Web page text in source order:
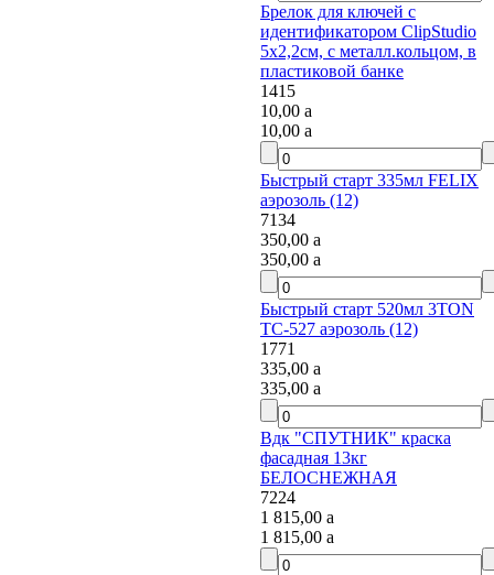
Брелок для ключей с
идентификатором ClipStudio
5х2,2см, с металл.кольцом, в
пластиковой банке
1415
10,00a
10,00a
Быстрый старт 335мл FELIX
аэрозоль (12)
7134
350,00a
350,00a
Быстрый старт 520мл 3TON
TC-527 аэрозоль (12)
1771
335,00a
335,00a
Вдк "СПУТНИК" краска
фасадная 13кг
БЕЛОСНЕЖНАЯ
7224
1 815,00a
1 815,00a